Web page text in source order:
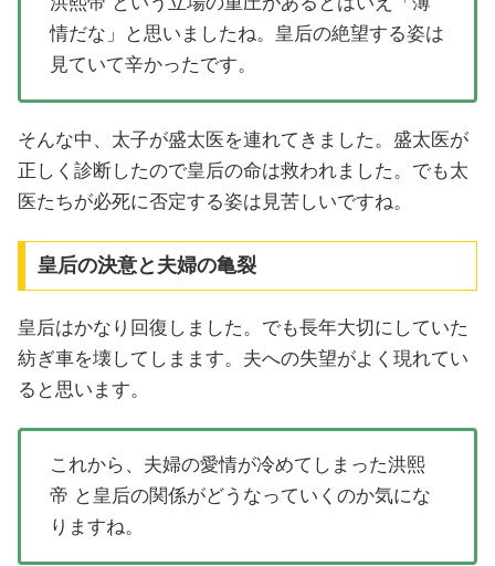
情だな」と思いましたね。皇后の絶望する姿は
見ていて辛かったです。
そんな中、太子が盛太医を連れてきました。盛太医が
正しく診断したので皇后の命は救われました。でも太
医たちが必死に否定する姿は見苦しいですね。
皇后の決意と夫婦の亀裂
皇后はかなり回復しました。でも長年大切にしていた
紡ぎ車を壊してしまます。夫への失望がよく現れてい
ると思います。
これから、夫婦の愛情が冷めてしまった洪熙
帝 と皇后の関係がどうなっていくのか気にな
りますね。